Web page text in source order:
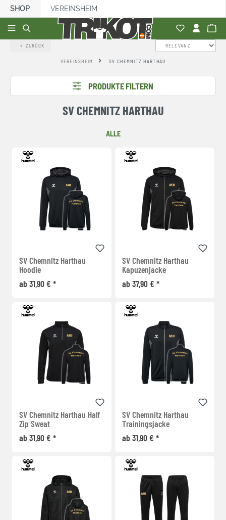
springen
SHOP VEREINSHEIM
ZURÜCK
VEREINSHEIM SV CHEMNITZ HARTHAU
PRODUKTE FILTERN
SV CHEMNITZ HARTHAU
ALLE
SV Chemnitz Harthau
Hoodie
ab 31,90 € *
SV Chemnitz Harthau
Kapuzenjacke
ab 37,90 € *
SV Chemnitz Harthau Half
Zip Sweat
ab 31,90 € *
SV Chemnitz Harthau
Trainingsjacke
ab 31,90 € *